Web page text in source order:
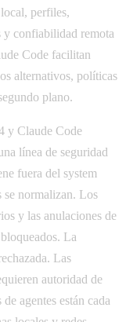
perfiles,
y confiabilidad remota
Code facilitan
alternativos, políticas
plano.
y Claude Code
línea de seguridad
fuera del system
se normalizan. Los
y las anulaciones de
La
Las
autoridad de
agentes están cada